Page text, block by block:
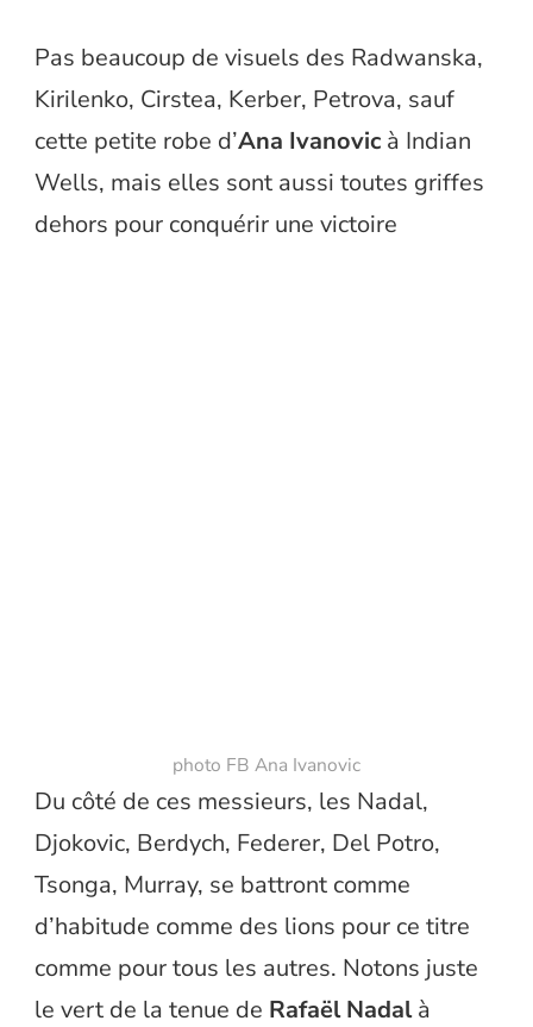
Pas beaucoup de visuels des Radwanska,
Kirilenko, Cirstea, Kerber, Petrova, sauf
cette petite robe d’Ana Ivanovic à Indian
Wells, mais elles sont aussi toutes griffes
dehors pour conquérir une victoire
photo FB Ana Ivanovic
Du côté de ces messieurs, les Nadal,
Djokovic, Berdych, Federer, Del Potro,
Tsonga, Murray, se battront comme
d’habitude comme des lions pour ce titre
comme pour tous les autres. Notons juste
le vert de la tenue de Rafaël Nadalà